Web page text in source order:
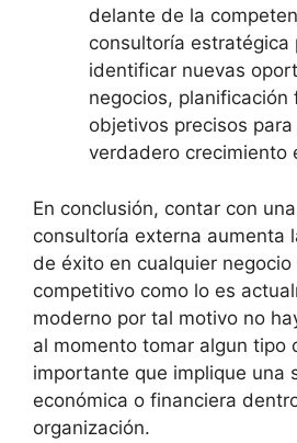
delante de la
consultoría estratégica
identificar nuevas
negocios,
objetivos precisos
verdadero crecimiento
En conclusión, contar con
consultoría externa aumenta
de éxito en cualquier
competitivo como lo es
moderno por tal motivo no
al momento tomar algun tipo
importante que implique una
económica o financiera
organización.